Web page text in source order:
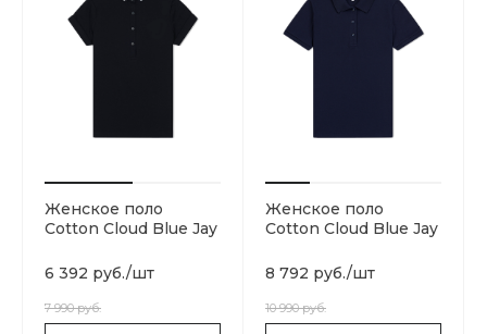
Женское поло
Cotton Cloud Blue Jay
6 392 руб./шт
7 990 руб.
Женское поло
Cotton Cloud Blue Jay
8 792 руб./шт
10 990 руб.